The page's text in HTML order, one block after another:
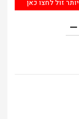
זול לחצו כאן
remove